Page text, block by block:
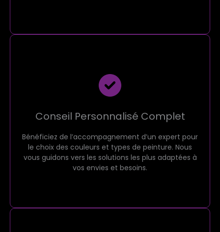
Conseil Personnalisé Complet
Bénéficiez de l’accompagnement d’un expert pour
le choix des couleurs et types de peinture. Nous
vous guidons vers les solutions les plus adaptées à
vos envies et besoins.